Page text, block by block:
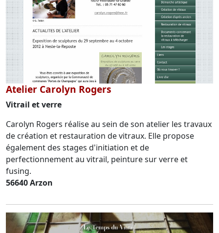
Atelier Carolyn Rogers
Vitrail et verre
Carolyn Rogers réalise au sein de son atelier les travaux
de création et restauration de vitraux. Elle propose
également des stages d'initiation et de
perfectionnement au vitrail, peinture sur verre et
fusing.
56640 Arzon